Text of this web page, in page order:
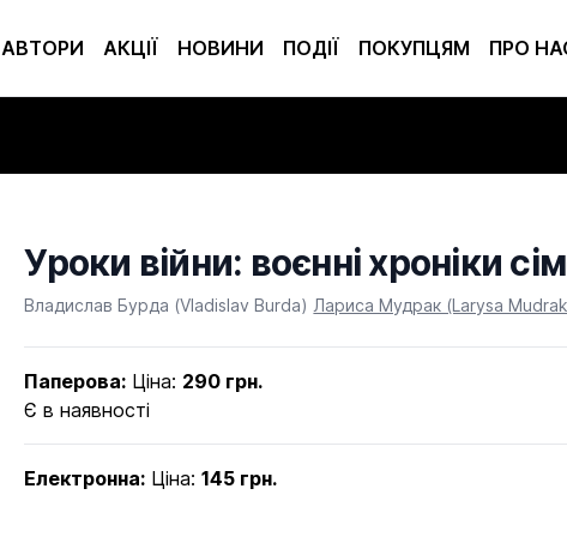
АВТОРИ АКЦІЇ НОВИНИ ПОДІЇ ПОКУПЦЯМ ПРО
Уроки війни: воєнні хроніки
Product information
Владислав Бурда (Vladislav Burda) Лариса Мудрак (Larysa
Паперова: Ціна: 290 грн.
Є в наявності
Електронна: Ціна:145 грн.